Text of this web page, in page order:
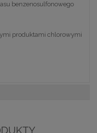
benzenosulfonowego
produktami chlorowymi